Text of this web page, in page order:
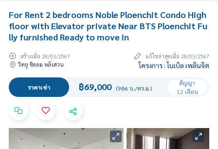
For Rent 2 bedrooms Noble Ploenchit Condo High
floor with Elevator private Near BTS Ploenchit Fu
lly furnished Ready to move in
สร้างเมื่อ 28/03/2567
แก้ไขล่าสุดเมื่อ 28/03/2567
วิทยุ ชิดลม หลังสวน
โครงการ : โนเบิล เพลินจิต
ราคาเช่า ฿69,000 (986 บ./ตร.ม.)
สัญญา
12 เดือน